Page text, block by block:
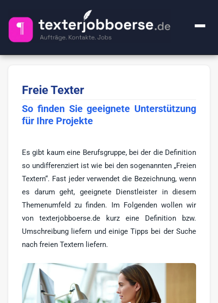
Kategorien
Alle Jobs
Lektorat
Premium
Ghostwriter
KI-Sachen
Print-Texter
Sonstige
Impressum
Freie Texter
So finden Sie geeignete Unterstützung
für Ihre Projekte
Es gibt kaum eine Berufsgruppe, bei der die Definition
so undifferenziert ist wie bei den sogenannten „Freien
Textern“. Fast jeder verwendet die Bezeichnung, wenn
es darum geht, geeignete Dienstleister in diesem
Themenumfeld zu finden. Im Folgenden wollen wir
von texterjobboerse.de kurz eine Definition bzw.
Umschreibung liefern und einige Tipps bei der Suche
nach freien Textern liefern.